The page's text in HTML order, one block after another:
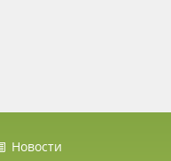
Новости